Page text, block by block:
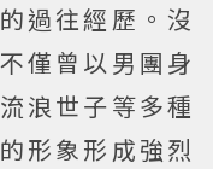
過往經歷。沒
僅曾以男團身
浪世子等多種
形象形成強烈